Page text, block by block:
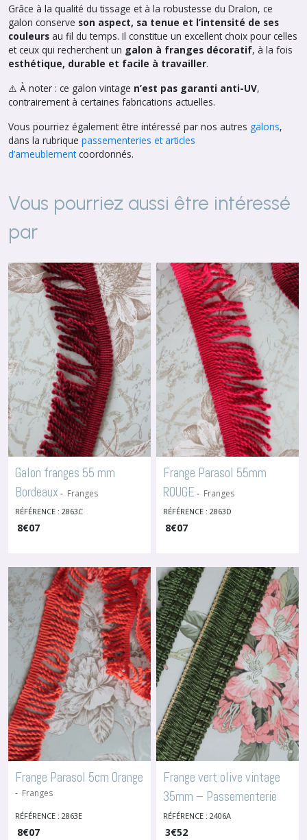
Grâce à la qualité du tissage et à la robustesse du Dralon, ce
galon conserve son aspect, sa tenue et l’intensité de ses
couleurs au fil du temps. Il constitue un excellent choix pour celles
et ceux qui recherchent un galon à franges décoratif, à la fois
esthétique, durable et facile à travailler.
⚠️ À noter : ce galon vintage n’est pas garanti anti-UV,
contrairement à certaines fabrications actuelles.
Vous pourriez également être intéressé par nos autres galons,
dans la rubrique passementeries et articles
d’ameublementcoordonnés.
Vous pourriez aussi être intéressé
par
Galon franges 55 mm
Bordeaux - Franges
RÉFÉRENCE : 2863C
8€07
Frange Parasol 55mm
ROUGE- Franges
RÉFÉRENCE : 2863D
8€07
Frange Parasol 5cm Orange
- Franges
RÉFÉRENCE : 2863E
8€07
Frange vert olive vintage
35mm – Passementerie
décorative-Franges
RÉFÉRENCE : 2406A
3€52